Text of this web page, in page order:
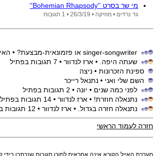
מי שר בסרט ''Bohemian Rhapsody''
גד נרדים • מוזיקה • 26/3/19 • 1 תגובות
singer-songwriter או פזמונאית-מבצעת?
•
שעתה היפה. • ארז לנדוור • 7 תגובות בפתיל
ספינת הזכרונות • ניצה
השם שלי ואני • נתנאל רייכר
לפני כמה שנים • יונה • 2 תגובות בפתיל
נתנאלה חוזרת! • ארז לנדוור • 14 תגובות בפתיל
נתנאלה חזרה בגדול. • ארז לנדוור • 12 תגובות בפתיל
חזרה לעמוד הראשי
מערכת האייל הקורא אינה אחראית לתוכן תגובות שנכתבו בידי